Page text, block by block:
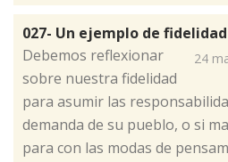
027- Un ejemplo de fidelidad
24
​Debemos reflexionar
sobre nuestra fidelidad
para asumir las
demanda de su pueblo, o si
para con las modas de